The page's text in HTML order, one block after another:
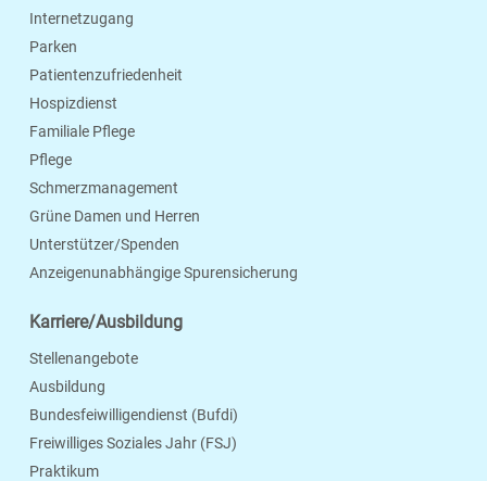
Internetzugang
Parken
Patientenzufriedenheit
Hospizdienst
Familiale Pflege
Pflege
Schmerzmanagement
Grüne Damen und Herren
Unterstützer/Spenden
Anzeigenunabhängige Spurensicherung
Karriere/Ausbildung
Stellenangebote
Ausbildung
Bundesfeiwilligendienst (Bufdi)
Freiwilliges Soziales Jahr (FSJ)
Praktikum